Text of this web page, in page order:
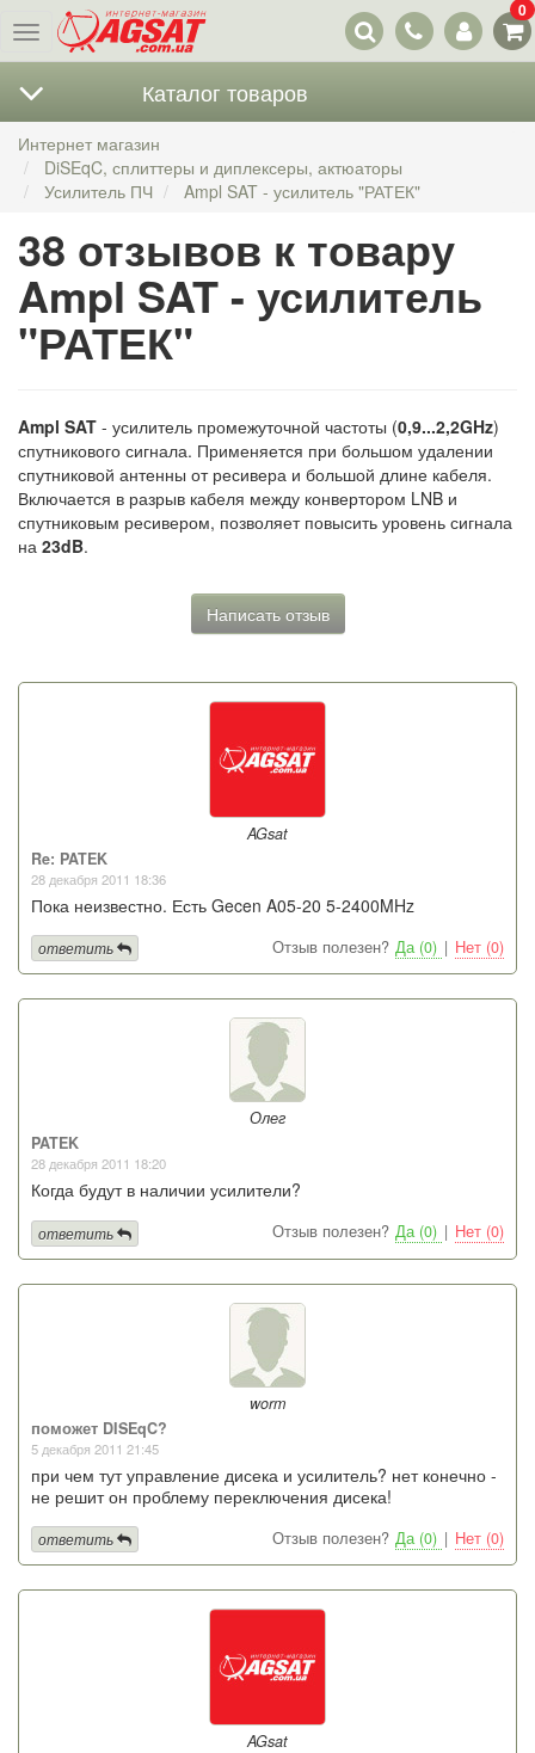
Меню
Наши
контакты
0
Каталог товаров
Интернет магазин
DiSEqC, сплиттеры и диплексеры, актюаторы
Усилитель ПЧ
Ampl SAT - усилитель "РАТЕК"
38 отзывов к товару
Ampl SAT - усилитель
"РАТЕК"
Ampl SAT - усилитель промежуточной частоты (0,9...2,2GHz)
спутникового сигнала. Применяется при большом удалении
спутниковой антенны от ресивера и большой длине кабеля.
Включается в разрыв кабеля между конвертором LNB и
спутниковым ресивером, позволяет повысить уровень сигнала
на 23dB.
Написать отзыв
AGsat
Re: PATEK
28 декабря 2011 18:36
Пока неизвестно. Есть Gecen A05-20 5-2400MHz
Отзыв полезен? Да (0) | Нет (0)
ответить
Олег
PATEK
28 декабря 2011 18:20
Когда будут в наличии усилители?
Отзыв полезен? Да (0) | Нет (0)
ответить
worm
поможет DISEqC?
5 декабря 2011 21:45
при чем тут управление дисека и усилитель? нет конечно -
не решит он проблему переключения дисека!
Отзыв полезен? Да (0) | Нет (0)
ответить
AGsat